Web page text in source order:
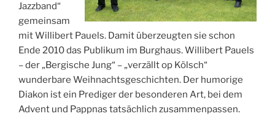
Jazzband“
gemeinsam
mit Willibert Pauels. Damit überzeugten sie schon
Ende 2010 das Publikum im Burghaus. Willibert Pauels
– der „Bergische Jung“ – „verzällt op Kölsch“
wunderbare Weihnachtsgeschichten. Der humorige
Diakon ist ein Prediger der besonderen Art, bei dem
Advent und Pappnas tatsächlich zusammenpassen.